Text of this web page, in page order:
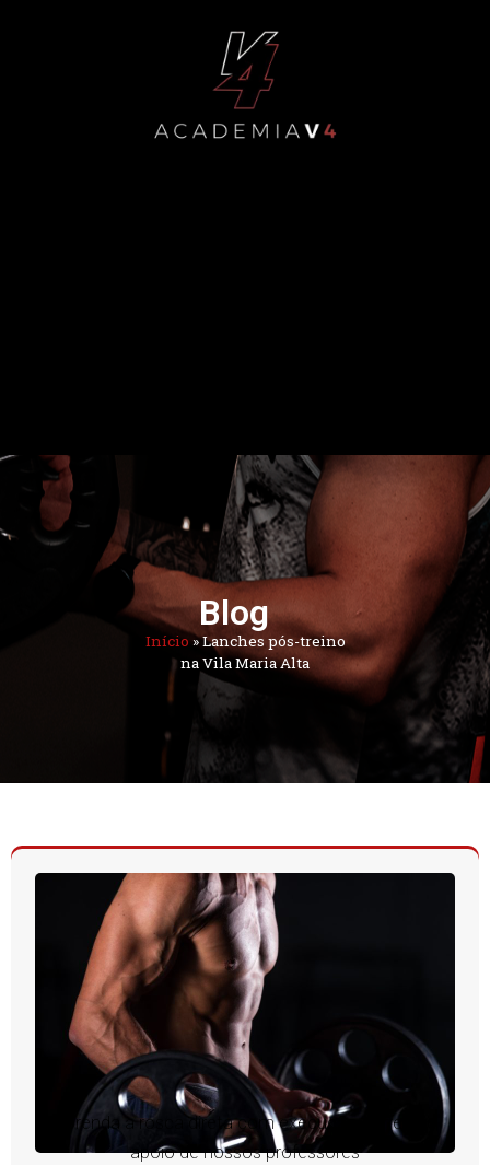
Blog
Início»Lanches pós-treino
na Vila Maria Alta
Aprenda a rosca direta com execução perfeita e
apoio de nossos professores